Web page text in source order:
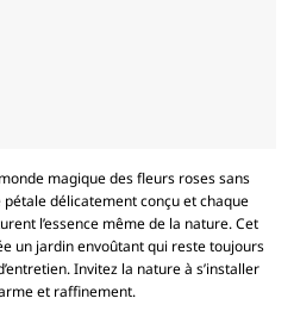
magique des fleurs roses sans
délicatement conçu et chaque
l’essence même de la nature. Cet
un jardin envoûtant qui reste toujours
Invitez la nature à s’installer
et raffinement.